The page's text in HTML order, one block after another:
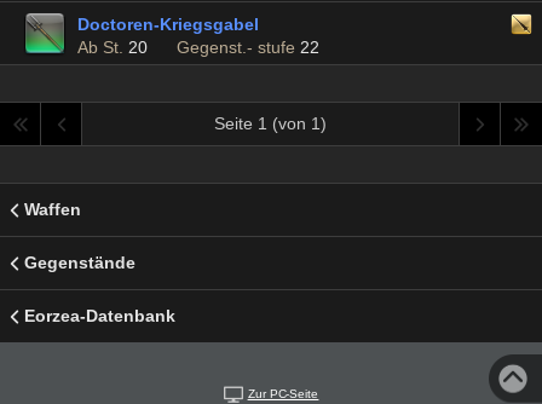
Doctoren-Kriegsgabel
Ab St. 20 Gegenst.- stufe 22
Seite 1 (von 1)
Waffen
Gegenstände
Eorzea-Datenbank
Zur PC-Seite